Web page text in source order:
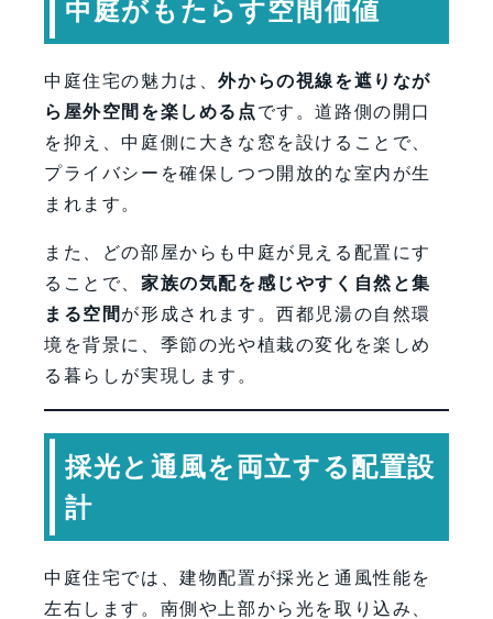
中庭がもたらす空間価値
中庭住宅の魅力は、外からの視線を遮りなが
ら屋外空間を楽しめる点 です。道路側の開口
を抑え、中庭側に大きな窓を設けることで、
プライバシーを確保しつつ開放的な室内が生
まれます。
また、どの部屋からも中庭が見える配置にす
ることで、 家族の気配を感じやすく自然と集
まる空間 が形成されます。西都児湯の自然環
境を背景に、季節の光や植栽の変化を楽しめ
る暮らしが実現します。
採光と通風を両立する配置設
計
中庭住宅では、建物配置が採光と通風性能を
左右します。南側や上部から光を取り込み、